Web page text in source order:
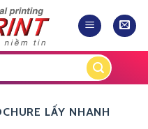
LẤY NHANH